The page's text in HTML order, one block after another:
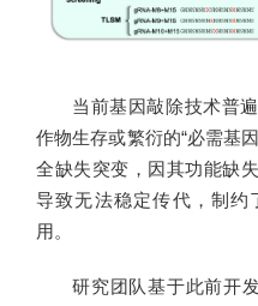
当前基因敲除技术普
作物生存或繁衍的“必需基
全缺失突变，因其功能缺
导致无法稳定传代，制约
用。
研究团队基于此前开